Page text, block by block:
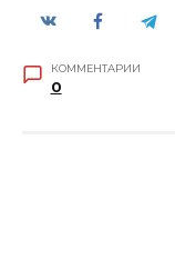
КОММЕНТАРИИ
0